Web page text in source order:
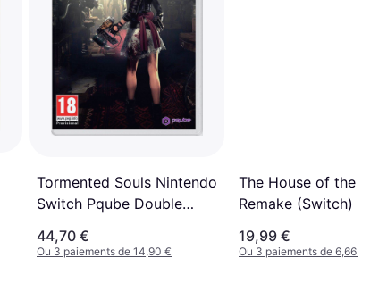
Tormented Souls Nintendo
Switch Pqube Double
44,70 €
Ou 3 paiements de 14,90 €
The House of the
Remake (Switch)
19,99 €
Ou 3 paiements de 6,66 €